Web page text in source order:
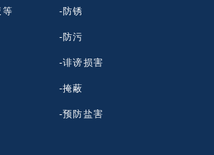
等 -防锈
-防污
-诽谤损害
-掩蔽
-预防盐害